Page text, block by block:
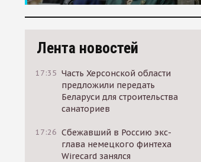
Лента новостей
17:35 Часть Херсонской области
предложили передать
Беларуси для строительства
санаториев
17:26 Сбежавший в Россию экс-
глава немецкого финтеха
Wirecard занялся